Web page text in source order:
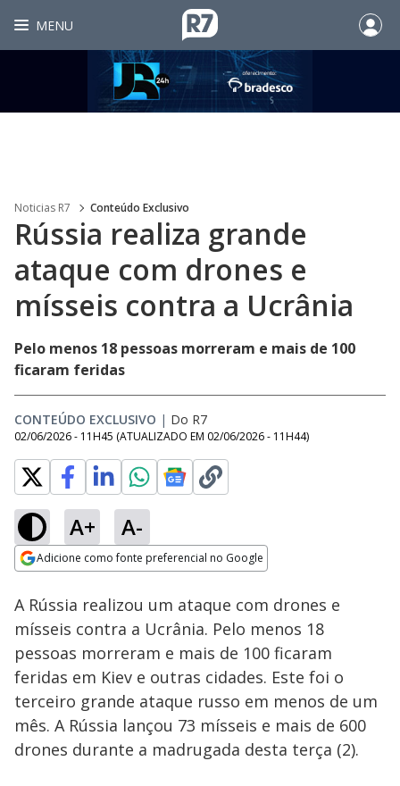
MENU
Noticias R7 Conteúdo Exclusivo
Rússia realiza grande
ataque com drones e
mísseis contra a Ucrânia
Pelo menos 18 pessoas morreram e mais de 100
ficaram feridas
CONTEÚDO EXCLUSIVO | Do R7
02/06/2026 - 11H45 (ATUALIZADO EM 02/06/2026 - 11H44)
A+ A-
Adicione como fonte preferencial no Google
Ativar
100.00%
A Rússia realizou um ataque com drones e
mísseis contra a Ucrânia. Pelo menos 18
pessoas morreram e mais de 100 ficaram
feridas em Kiev e outras cidades. Este foi o
terceiro grande ataque russo em menos de um
mês. A Rússia lançou 73 mísseis e mais de 600
drones durante a madrugada desta terça (2).